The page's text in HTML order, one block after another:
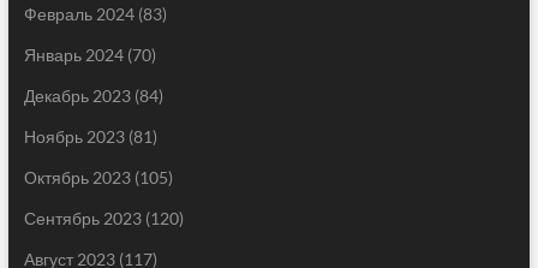
Февраль 2024(83)
Январь 2024(70)
Декабрь 2023(84)
Ноябрь 2023(81)
Октябрь 2023(105)
Сентябрь 2023(120)
Август 2023(117)